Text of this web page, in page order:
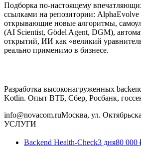
Подборка по-настоящему
ссылками на репозитории: AlphaEvolve
открывающие новые алгоритмы,
(AI Scientist, Gödel Agent, DGM),
открытий, ИИ как «великий
реально применимо в бизнесе.
Разработка высоконагруженных
Kotlin. Опыт ВТБ, Сбер, Росбанк,
info@novacom.ruМосква, ул.
УСЛУГИ
Backend Health-Check3 дня80 000